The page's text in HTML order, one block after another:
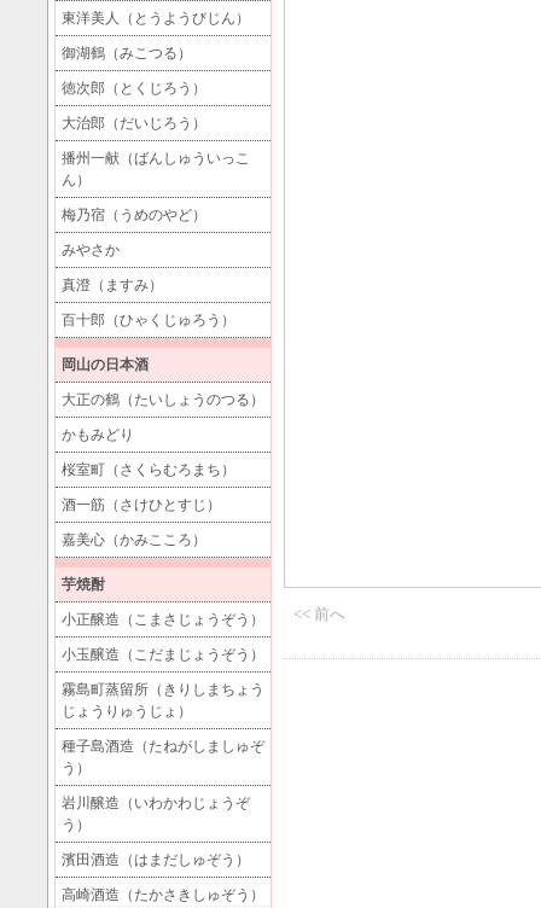
<< 前へ
東洋美人（とうようびじん）
御湖鶴（みこつる）
徳次郎（とくじろう）
大治郎（だいじろう）
播州一献（ばんしゅういっこ
ん）
梅乃宿（うめのやど）
みやさか
真澄（ますみ）
百十郎（ひゃくじゅろう）
岡山の日本酒
大正の鶴（たいしょうのつる）
かもみどり
桜室町（さくらむろまち）
酒一筋（さけひとすじ）
嘉美心（かみこころ）
芋焼酎
小正醸造（こまさじょうぞう）
小玉醸造（こだまじょうぞう）
霧島町蒸留所（きりしまちょう
じょうりゅうじょ）
種子島酒造（たねがしましゅぞ
う）
岩川醸造（いわかわじょうぞ
う）
濱田酒造（はまだしゅぞう）
高崎酒造（たかさきしゅぞう）